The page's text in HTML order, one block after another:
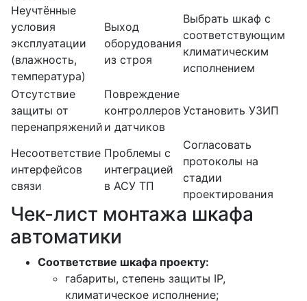
Неучтённые
условия
эксплуатации
(влажность,
температура)
Выход
оборудования
из строя
Выбрать шкаф с
соответствующим
климатическим
исполнением
Отсутствие
защиты от
перенапряжений
Повреждение
контроллеров
и датчиков
Установить УЗИП
Несоответствие
интерфейсов
связи
Проблемы с
интеграцией
в АСУ ТП
Согласовать
протоколы на
стадии
проектирования
Чек-лист монтажа шкафа
автоматики
Соответствие шкафа проекту:
габариты, степень защиты IP,
климатическое исполнение;